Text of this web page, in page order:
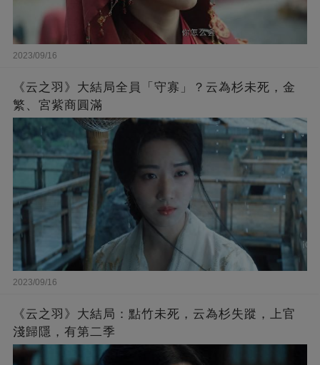
2023/09/16
《云之羽》大結局全員「守寡」？云為杉未死，金
繁、宮紫商圓滿
2023/09/16
《云之羽》大結局：點竹未死，云為杉失蹤，上官
淺歸隱，有第二季